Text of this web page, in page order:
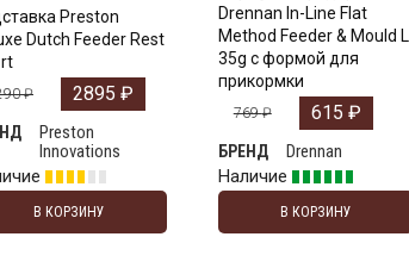
Preston
Dutch Feeder Rest
₽ 2895 ₽
Preston
Innovations
В КОРЗИНУ
Drennan In-Line Flat
Method Feeder & Mould L
35g с формой для
прикормки
769₽ 615 ₽
БРЕНД
Drennan
Наличие
В КОРЗИНУ